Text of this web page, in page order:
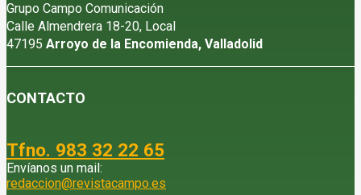
Grupo Campo Comunicación
Calle Almendrera 18-20, Local
47195 Arroyo de la Encomienda, Valladolid
CONTACTO
Tfno. 983 32 22 65
Envíanos un mail:
redaccion@revistacampo.es